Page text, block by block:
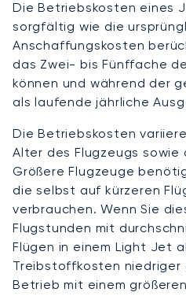
Die Betriebskosten eines
sorgfältig wie die
Anschaffungskosten
das Zwei- bis Fünffache
können und während der
als laufende jährliche
Die Betriebskosten
Alter des Flugzeugs sowie
Größere Flugzeuge
die selbst auf kürzeren
verbrauchen. Wenn Sie
Flugstunden mit
Flügen in einem Light Jet
Treibstoffkosten niedriger
Betrieb mit einem